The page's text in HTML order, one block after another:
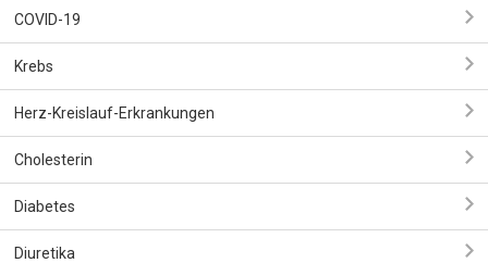
COVID-19
Krebs
Herz-Kreislauf-Erkrankungen
Cholesterin
Diabetes
Diuretika